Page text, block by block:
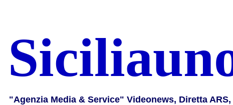
"Agenzia Media & Service" Videonews, Diretta